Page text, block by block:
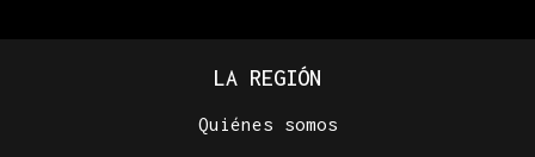
LA REGIÓN
Quiénes somos